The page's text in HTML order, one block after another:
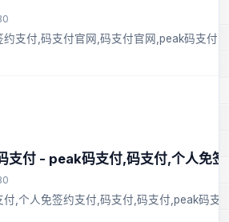
支付,码支付官网,码支付官网,peak码支付,
支付 - peak码支付,码支付,个人免
付,个人免签约支付,码支付,码支付,peak码支